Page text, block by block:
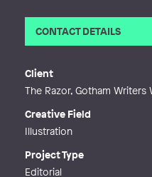
CONTACT DETAILS
Client
The Razor, Gotham Writers
Creative Field
Illustration
Project Type
Editorial